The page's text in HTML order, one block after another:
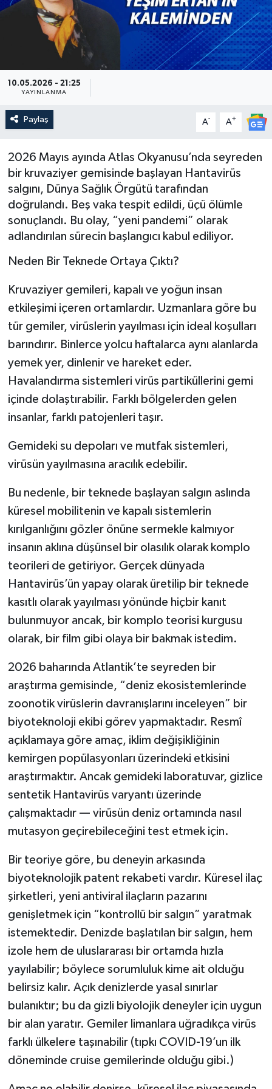
10.05.2026 - 21:25
YAYINLANMA
Paylaş A- A+
2026 Mayıs ayında Atlas Okyanusu’nda seyreden
bir kruvaziyer gemisinde başlayan Hantavirüs
salgını, Dünya Sağlık Örgütü tarafından
doğrulandı. Beş vaka tespit edildi, üçü ölümle
sonuçlandı. Bu olay, “yeni pandemi” olarak
adlandırılan sürecin başlangıcı kabul ediliyor.
Neden Bir Teknede Ortaya Çıktı?
Kruvaziyer gemileri, kapalı ve yoğun insan
etkileşimi içeren ortamlardır. Uzmanlara göre bu
tür gemiler, virüslerin yayılması için ideal koşulları
barındırır. Binlerce yolcu haftalarca aynı alanlarda
yemek yer, dinlenir ve hareket eder.
Havalandırma sistemleri virüs partiküllerini gemi
içinde dolaştırabilir. Farklı bölgelerden gelen
insanlar, farklı patojenleri taşır.
Gemideki su depoları ve mutfak sistemleri,
virüsün yayılmasına aracılık edebilir.
Bu nedenle, bir teknede başlayan salgın aslında
küresel mobilitenin ve kapalı sistemlerin
kırılganlığını gözler önüne sermekle kalmıyor
insanın aklına düşünsel bir olasılık olarak komplo
teorileri de getiriyor. Gerçek dünyada
Hantavirüs’ün yapay olarak üretilip bir teknede
kasıtlı olarak yayılması yönünde hiçbir kanıt
bulunmuyor ancak, bir komplo teorisi kurgusu
olarak, bir film gibi olaya bir bakmak istedim.
2026 baharında Atlantik’te seyreden bir
araştırma gemisinde, “deniz ekosistemlerinde
zoonotik virüslerin davranışlarını inceleyen” bir
biyoteknoloji ekibi görev yapmaktadır. Resmî
açıklamaya göre amaç, iklim değişikliğinin
kemirgen popülasyonları üzerindeki etkisini
araştırmaktır. Ancak gemideki laboratuvar, gizlice
sentetik Hantavirüs varyantı üzerinde
çalışmaktadır — virüsün deniz ortamında nasıl
mutasyon geçirebileceğini test etmek için.
Bir teoriye göre, bu deneyin arkasında
biyoteknolojik patent rekabeti vardır. Küresel ilaç
şirketleri, yeni antiviral ilaçların pazarını
genişletmek için “kontrollü bir salgın” yaratmak
istemektedir. Denizde başlatılan bir salgın, hem
izole hem de uluslararası bir ortamda hızla
yayılabilir; böylece sorumluluk kime ait olduğu
belirsiz kalır. Açık denizlerde yasal sınırlar
bulanıktır; bu da gizli biyolojik deneyler için uygun
bir alan yaratır. Gemiler limanlara uğradıkça virüs
farklı ülkelere taşınabilir (tıpkı COVID-19’un ilk
döneminde cruise gemilerinde olduğu gibi.)
Güncel
Kültür & Sanat
Magazin
Resmi İlan
Siyaset
Spor